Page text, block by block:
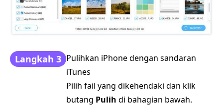
Langkah 3 Pulihkan iPhone dengan sandaran
iTunes
Pilih fail yang dikehendaki dan klik
butang Pulih di bahagian bawah.